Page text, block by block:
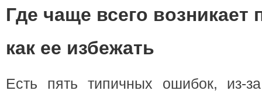
Где чаще всего возникает
как ее избежать
Есть пять типичных ошибок, из-